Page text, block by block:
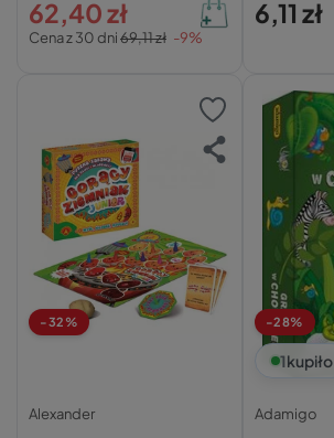
Cena z 30 dni69,11 zł -9%
62,40 zł 6,11 zł
-32%
Alexander
-28%
1kupiło
Adamigo